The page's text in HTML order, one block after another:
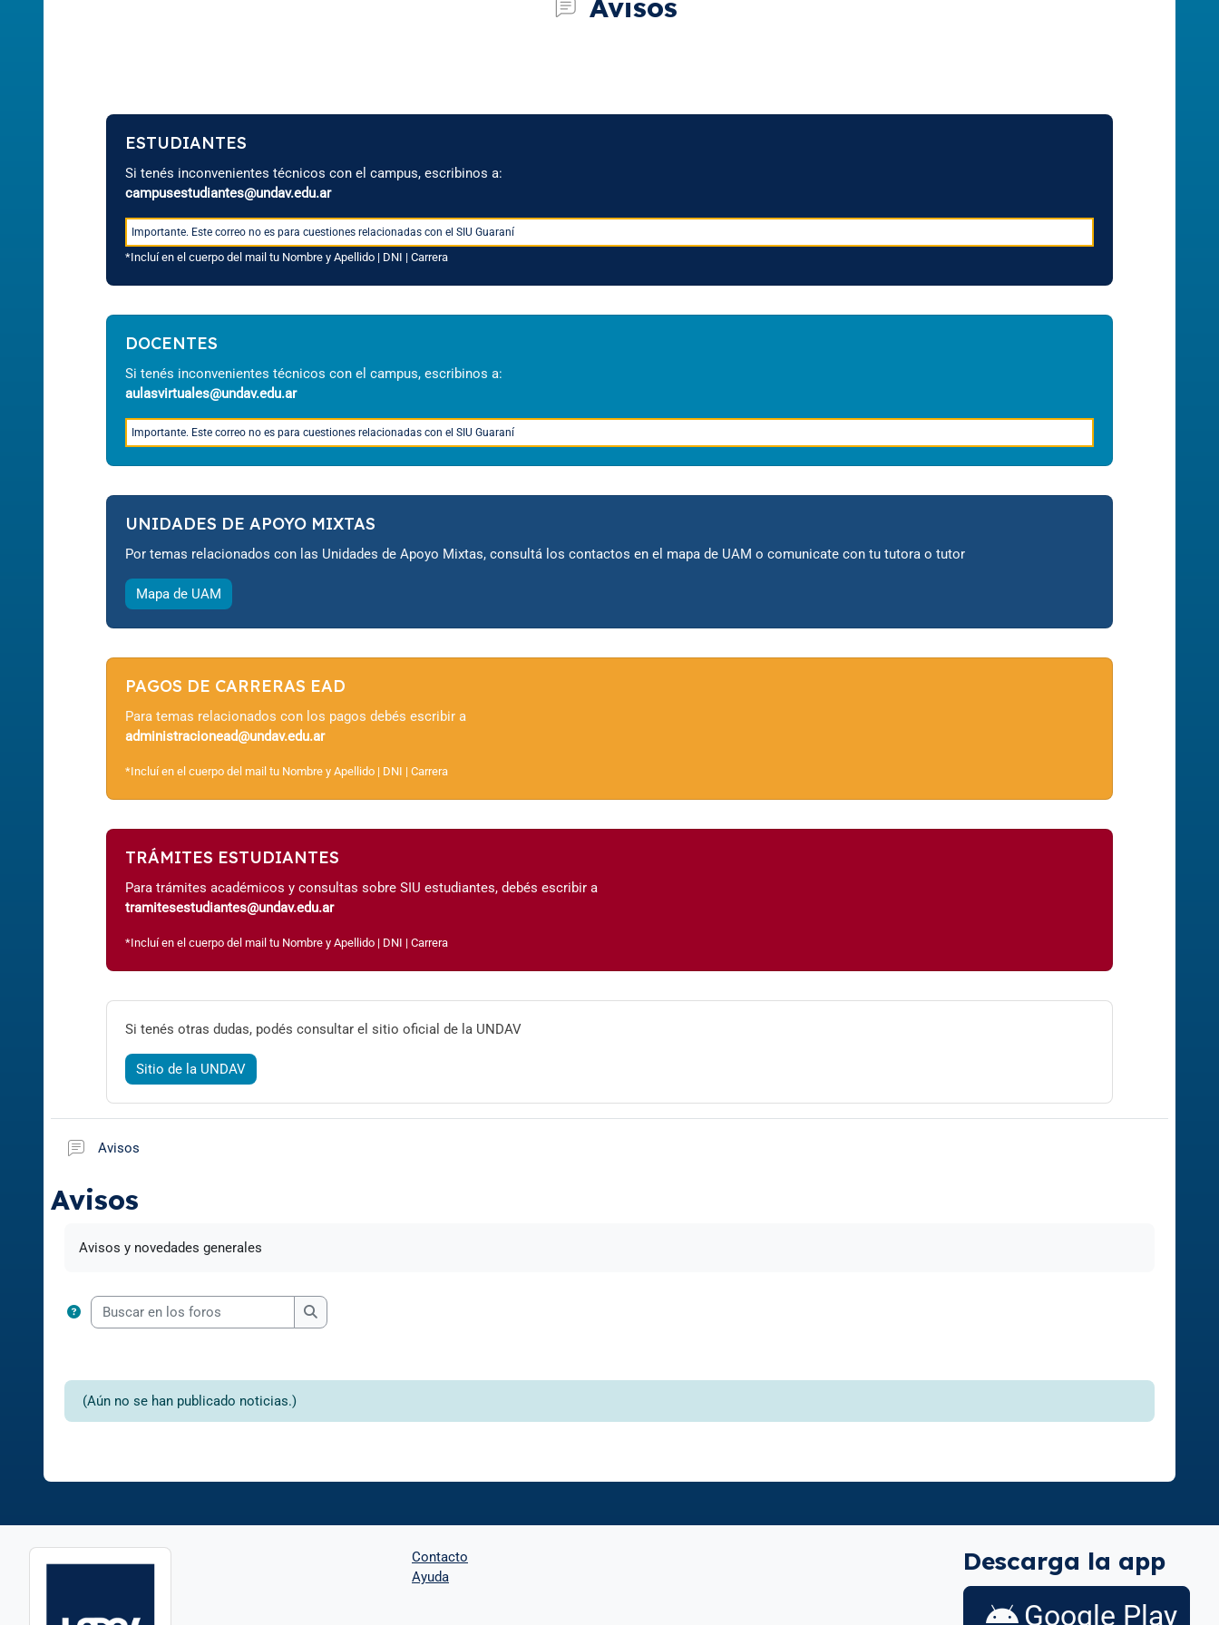
ESTUDIANTES
Si tenés inconvenientes técnicos con el campus, escribinos a:
campusestudiantes@undav.edu.ar
Importante. Este correo no es para cuestiones relacionadas con el SIU Guaraní
*Incluí en el cuerpo del mail tu Nombre y Apellido | DNI | Carrera
DOCENTES
Si tenés inconvenientes técnicos con el campus, escribinos a:
aulasvirtuales@undav.edu.ar
Importante. Este correo no es para cuestiones relacionadas con el SIU Guaraní
UNIDADES DE APOYO MIXTAS
Por temas relacionados con las Unidades de Apoyo Mixtas, consultá los contactos en el mapa de UAM o comunicate con tu tutora o tutor
Mapa de UAM
PAGOS DE CARRERAS EAD
Para temas relacionados con los pagos debés escribir a
administracionead@undav.edu.ar
*Incluí en el cuerpo del mail tu Nombre y Apellido | DNI | Carrera
TRÁMITES ESTUDIANTES
Para trámites académicos y consultas sobre SIU estudiantes, debés escribir a
tramitesestudiantes@undav.edu.ar
*Incluí en el cuerpo del mail tu Nombre y Apellido | DNI | Carrera
Si tenés otras dudas, podés consultar el sitio oficial de la UNDAV
Sitio de la UNDAV
Avisos
Avisos
Avisos y novedades generales
Buscar en los foros
Buscar en los foros
(Aún no se han publicado noticias.)
Contacto
Ayuda
Descarga la app
Google Play